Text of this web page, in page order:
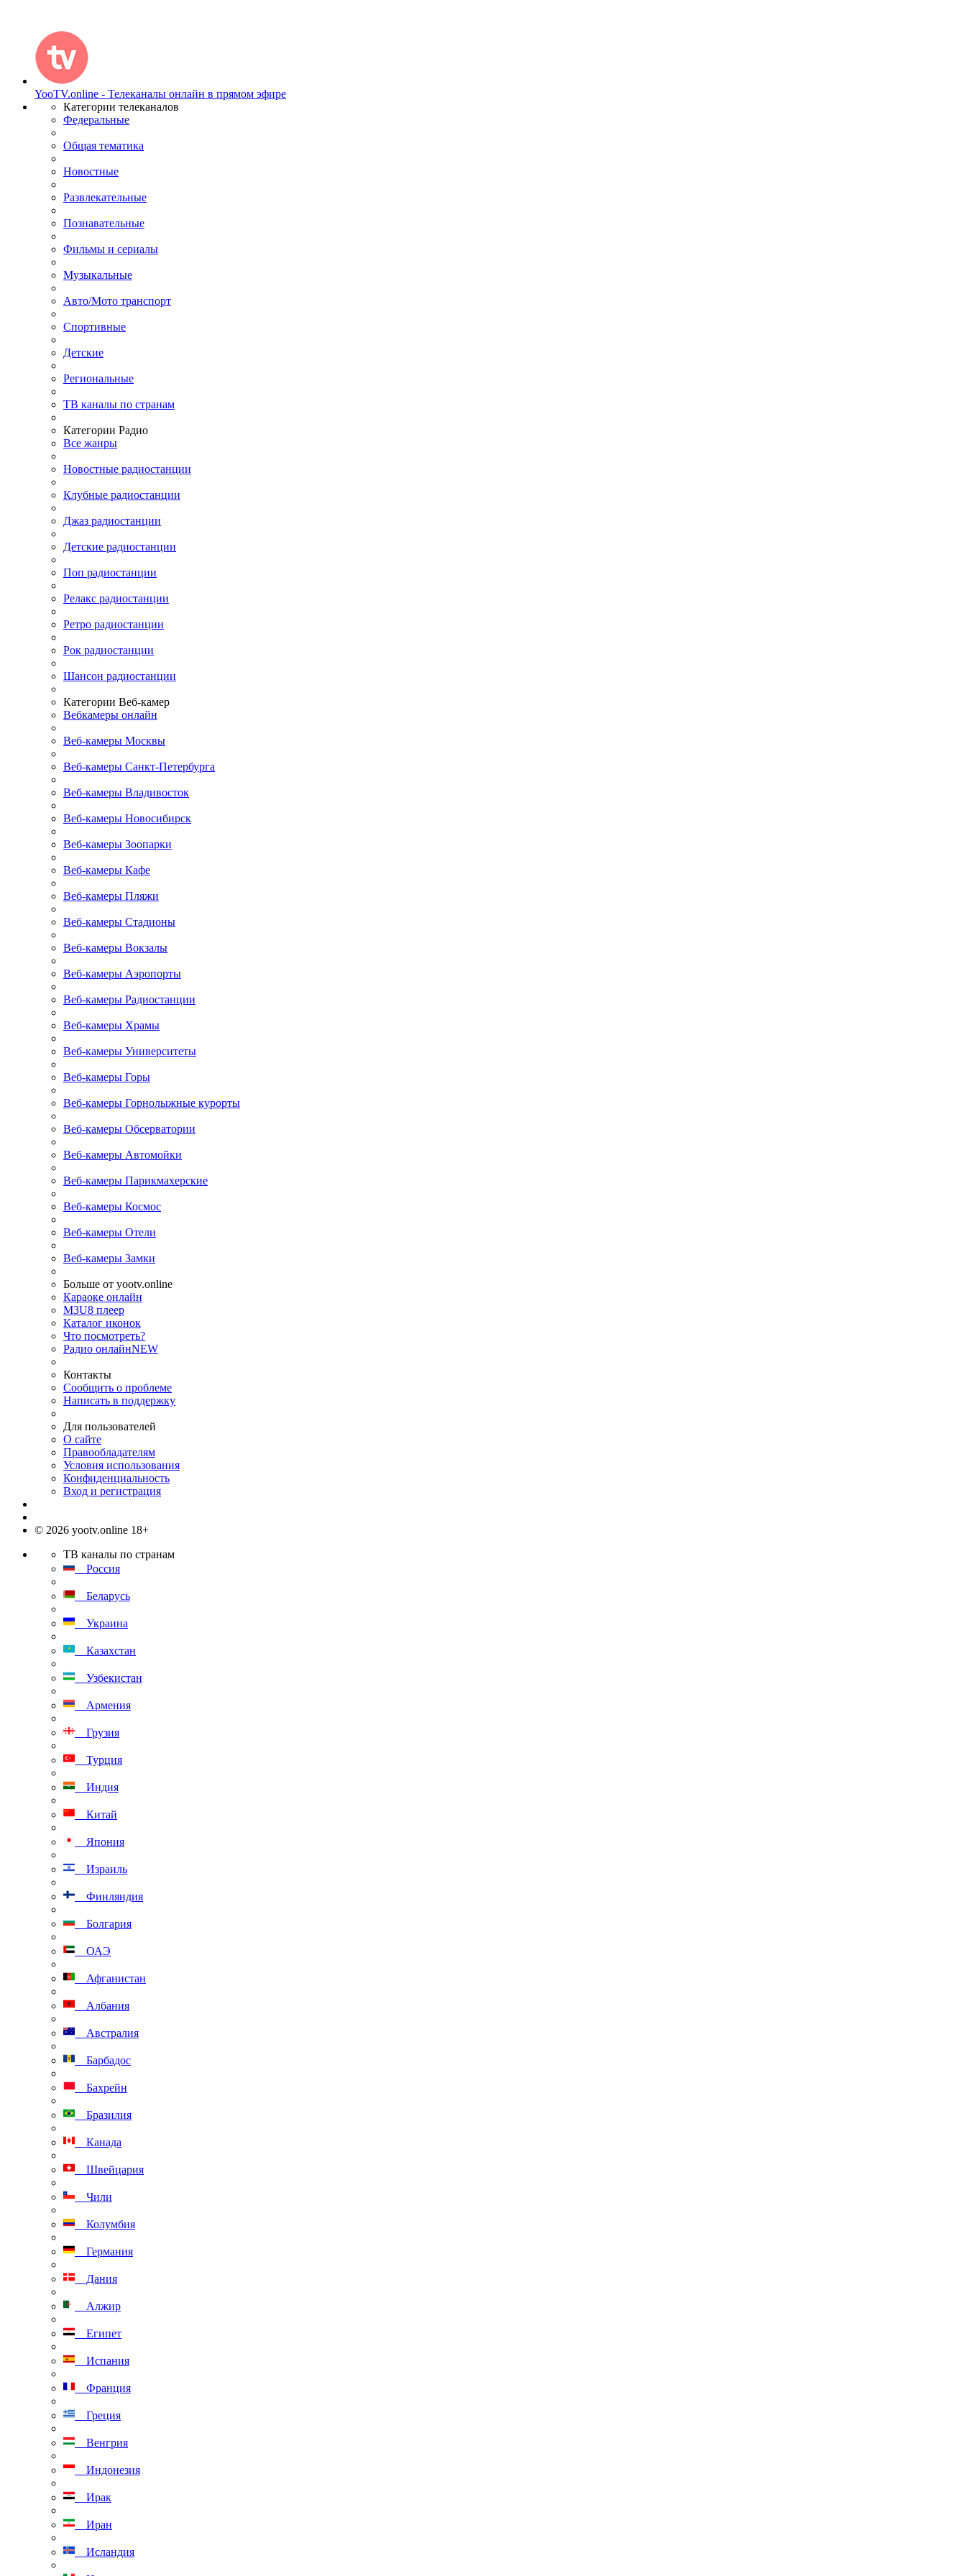
YooTV.online - Телеканалы онлайн в прямом эфире
Категории телеканалов
Федеральные
Общая тематика
Новостные
Развлекательные
Познавательные
Фильмы и сериалы
Музыкальные
Авто/Мото транспорт
Спортивные
Детские
Региональные
ТВ каналы по странам
Категории Радио
Все жанры
Новостные радиостанции
Клубные радиостанции
Джаз радиостанции
Детские радиостанции
Поп радиостанции
Релакс радиостанции
Ретро радиостанции
Рок радиостанции
Шансон радиостанции
Категории Веб-камер
Вебкамеры онлайн
Веб-камеры Москвы
Веб-камеры Санкт-Петербурга
Веб-камеры Владивосток
Веб-камеры Новосибирск
Веб-камеры Зоопарки
Веб-камеры Кафе
Веб-камеры Пляжи
Веб-камеры Стадионы
Веб-камеры Вокзалы
Веб-камеры Аэропорты
Веб-камеры Радиостанции
Веб-камеры Храмы
Веб-камеры Университеты
Веб-камеры Горы
Веб-камеры Горнолыжные курорты
Веб-камеры Обсерватории
Веб-камеры Автомойки
Веб-камеры Парикмахерские
Веб-камеры Космос
Веб-камеры Отели
Веб-камеры Замки
Больше от yootv.online
Караоке онлайн
M3U8 плеер
Каталог иконок
Что посмотреть?
Радио онлайнNEW
Контакты
Сообщить о проблеме
Написать в поддержку
Для пользователей
О сайте
Правообладателям
Условия использования
Конфиденциальность
Вход и регистрация
© 2026 yootv.online 18+
ТВ каналы по странам
Россия
Беларусь
Украина
Казахстан
Узбекистан
Армения
Грузия
Турция
Индия
Китай
Япония
Израиль
Финляндия
Болгария
ОАЭ
Афганистан
Албания
Австралия
Барбадос
Бахрейн
Бразилия
Канада
Швейцария
Чили
Колумбия
Германия
Дания
Алжир
Египет
Испания
Франция
Греция
Венгрия
Индонезия
Ирак
Иран
Исландия